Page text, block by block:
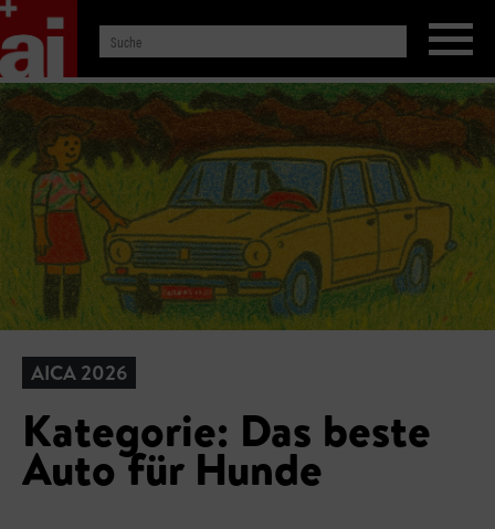
AICA 2026
Kategorie: Das beste
Auto für Hunde